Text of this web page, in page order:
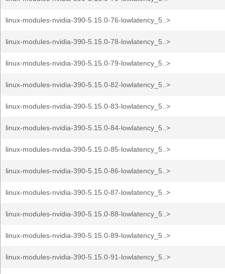
linux-modules-nvidia-390-5.15.0-76-lowlatency_5..>
linux-modules-nvidia-390-5.15.0-78-lowlatency_5..>
linux-modules-nvidia-390-5.15.0-79-lowlatency_5..>
linux-modules-nvidia-390-5.15.0-82-lowlatency_5..>
linux-modules-nvidia-390-5.15.0-83-lowlatency_5..>
linux-modules-nvidia-390-5.15.0-84-lowlatency_5..>
linux-modules-nvidia-390-5.15.0-85-lowlatency_5..>
linux-modules-nvidia-390-5.15.0-86-lowlatency_5..>
linux-modules-nvidia-390-5.15.0-87-lowlatency_5..>
linux-modules-nvidia-390-5.15.0-88-lowlatency_5..>
linux-modules-nvidia-390-5.15.0-89-lowlatency_5..>
linux-modules-nvidia-390-5.15.0-91-lowlatency_5..>